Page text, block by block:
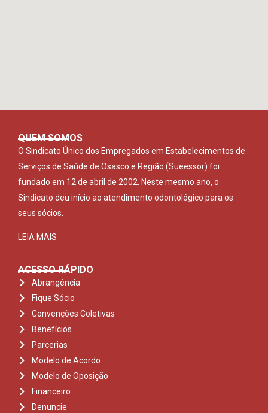
QUEM SOMOS
O Sindicato Único dos Empregados em Estabelecimentos de
Serviços de Saúde de Osasco e Região (Sueessor) foi
fundado em 12 de abril de 2002. Neste mesmo ano, o
Sindicato deu início ao atendimento odontológico para os
seus sócios.
LEIA MAIS
ACESSO RÁPIDO
Abrangência
Fique Sócio
Convenções Coletivas
Benefícios
Parcerias
Modelo de Acordo
Modelo de Oposição
Financeiro
Denuncie